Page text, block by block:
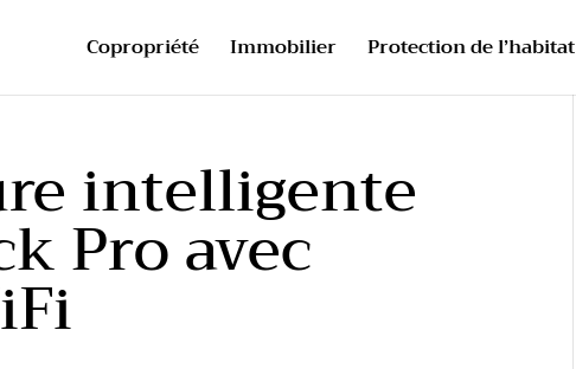
Copropriété Immobilier Protection de l’habitat
intelligente
Pro avec